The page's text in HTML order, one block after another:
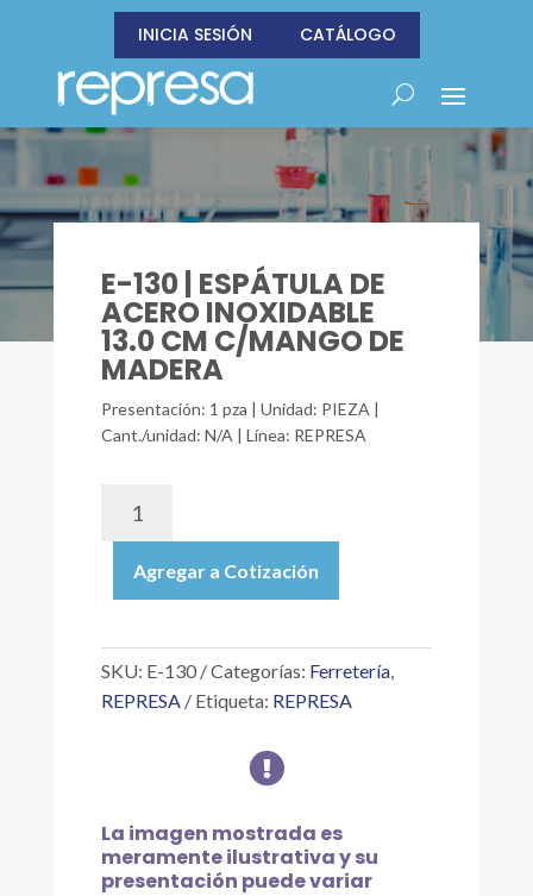
INICIA SESIÓN CATÁLOGO
E-130 | ESPÁTULA DE
ACERO INOXIDABLE
13.0 CM C/MANGO DE
MADERA
Presentación: 1 pza | Unidad: PIEZA |
Cant./unidad: N/A | Línea: REPRESA
ESPÁTULA
DE
INOXIDABLE
CM
cantidad
Agregar a Cotización
SKU: E-130 Categorías: Ferretería,
REPRESA
Etiqueta: REPRESA

La imagen mostrada es
meramente ilustrativa y su
presentación puede variar